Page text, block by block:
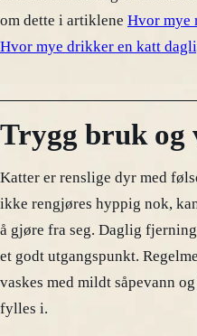
om dette i artiklene Hvor mye
Hvor mye drikker en katt
Trygg bruk og
Katter er renslige dyr med
ikke rengjøres hyppig nok,
å gjøre fra seg. Daglig
et godt utgangspunkt.
vaskes med mildt såpevann
fylles i.